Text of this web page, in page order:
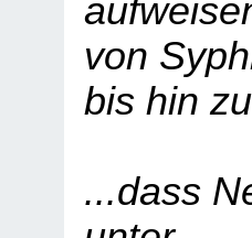
von
bis hin
...dass